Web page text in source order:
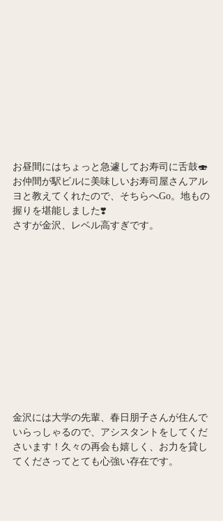
お昼間にはちょっと急遽してお寿司に舌鼓🍣
お仲間が駅ビルに美味しいお寿司屋さんアル
ヨと教えてくれたので、そちらへGo。地もの
握りを堪能しました❣️
さすが金沢、レベル高すぎです。
金沢には大学の先輩、春日朋子さんが住んで
いらっしゃるので、アシスタントをしてくだ
さいます！久々の再会も嬉しく、お力を貸し
てくださってとても心強い存在です。